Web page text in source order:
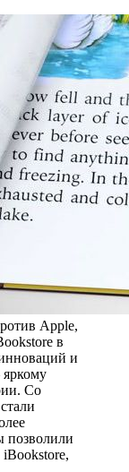
Apple,
в
и
Со
iBookstore,